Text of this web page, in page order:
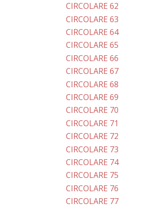
CIRCOLARE 62
CIRCOLARE 63
CIRCOLARE 64
CIRCOLARE 65
CIRCOLARE 66
CIRCOLARE 67
CIRCOLARE 68
CIRCOLARE 69
CIRCOLARE 70
CIRCOLARE 71
CIRCOLARE 72
CIRCOLARE 73
CIRCOLARE 74
CIRCOLARE 75
CIRCOLARE 76
CIRCOLARE 77